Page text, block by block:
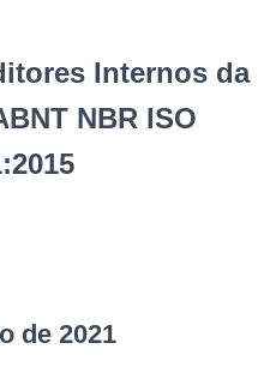
Ã
Internos da
NBR ISO
de 2021